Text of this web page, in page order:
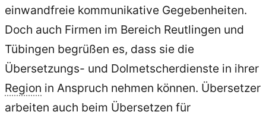
einwandfreie kommunikative Gegebenheiten.
Doch auch Firmen im Bereich Reutlingen und
Tübingen begrüßen es, dass sie die
Übersetzungs- und Dolmetscherdienste in ihrer
Region in Anspruch nehmen können. Übersetzer
arbeiten auch beim Übersetzen für